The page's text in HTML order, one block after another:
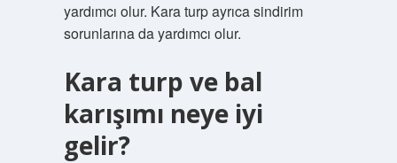
yardımcı olur. Kara turp ayrıca sindirim
sorunlarına da yardımcı olur.
Kara turp ve bal
karışımı neye iyi
gelir?